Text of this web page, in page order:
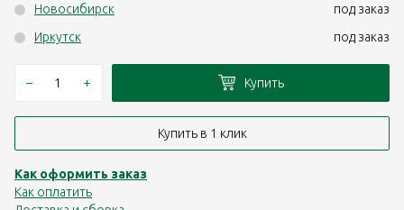
Новосибирск
под заказ
Иркутск
под заказ
– + Купить
Купить в 1 клик
Как оформить заказ
Как оплатить